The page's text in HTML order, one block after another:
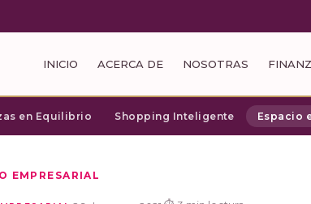
INICIO ACERCA DE NOSOTRAS
en Equilibrio Shopping Inteligente Espacio
EMPRESARIAL